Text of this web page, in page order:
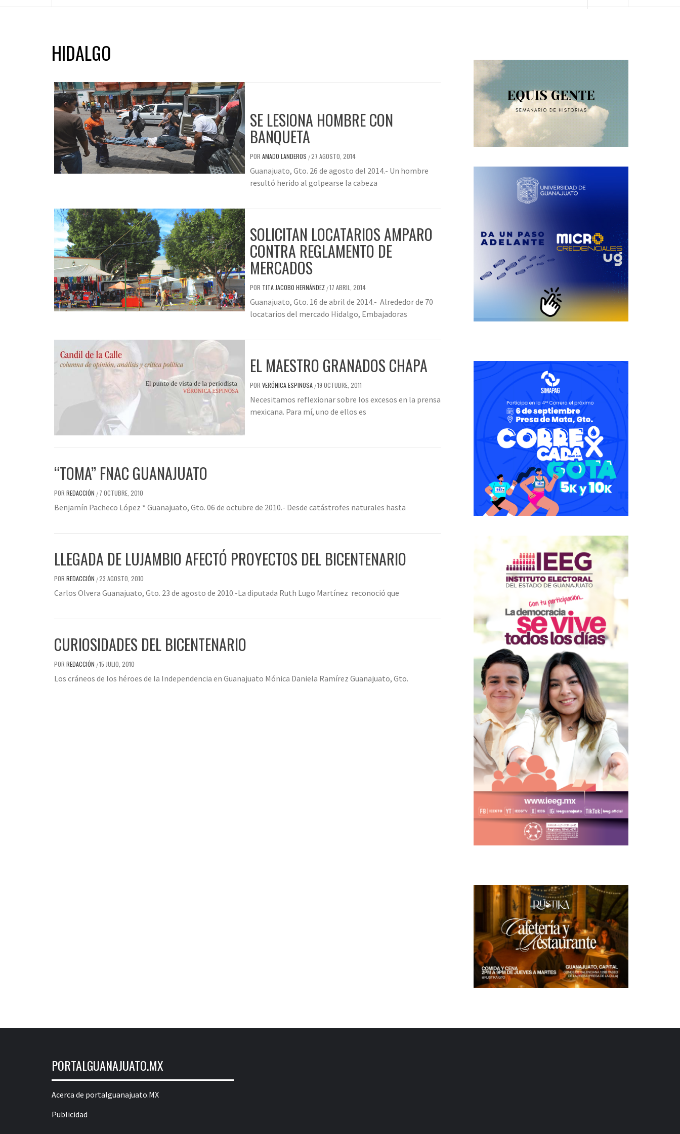
HIDALGO
SE LESIONA HOMBRE CON
BANQUETA
POR AMADO LANDEROS /27 AGOSTO, 2014
Guanajuato, Gto. 26 de agosto del 2014.- Un hombre
resultó herido al golpearse la cabeza
SOLICITAN LOCATARIOS AMPARO
CONTRA REGLAMENTO DE
MERCADOS
POR TITA JACOBO HERNÁNDEZ /17 ABRIL, 2014
Guanajuato, Gto. 16 de abril de 2014.- Alrededor de 70
locatarios del mercado Hidalgo, Embajadoras
EL MAESTRO GRANADOS CHAPA
POR VERÓNICA ESPINOSA /19 OCTUBRE, 2011
Necesitamos reflexionar sobre los excesos en la prensa
mexicana. Para mí, uno de ellos es
“TOMA” FNAC GUANAJUATO
POR REDACCIÓN / 7 OCTUBRE, 2010
Benjamín Pacheco López * Guanajuato, Gto. 06 de octubre de 2010.- Desde catástrofes naturales hasta
LLEGADA DE LUJAMBIO AFECTÓ PROYECTOS DEL BICENTENARIO
POR REDACCIÓN /23 AGOSTO, 2010
Carlos Olvera Guanajuato, Gto. 23 de agosto de 2010.-La diputada Ruth Lugo Martínez reconoció que
CURIOSIDADES DEL BICENTENARIO
POR REDACCIÓN /15 JULIO, 2010
Los cráneos de los héroes de la Independencia en Guanajuato Mónica Daniela Ramírez Guanajuato, Gto.
PORTALGUANAJUATO.MX
Acerca de portalguanajuato.MX
Publicidad